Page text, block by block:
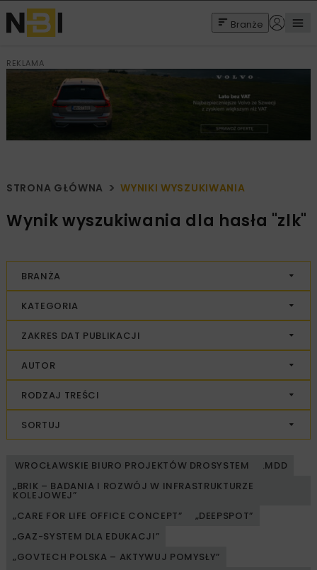
Branże
REKLAMA
STRONA GŁÓWNA WYNIKI WYSZUKIWANIA
Wynik wyszukiwania dla hasła "zlk"
BRANŻA
KATEGORIA
ZAKRES DAT PUBLIKACJI
AUTOR
RODZAJ TREŚCI
SORTUJ
WROCŁAWSKIE BIURO PROJEKTÓW DROSYSTEM
.MDD
„BRIK – BADANIA I ROZWÓJ W INFRASTRUKTURZE
KOLEJOWEJ”
„CARE FOR LIFE OFFICE CONCEPT”
„DEEPSPOT”
„GAZ-SYSTEM DLA EDUKACJI”
„GOVTECH POLSKA – AKTYWUJ POMYSŁY”